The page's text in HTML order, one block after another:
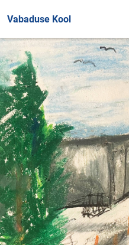
Vabaduse Kool
Front page